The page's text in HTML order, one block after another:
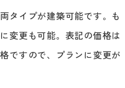
タイプが建築可能です。も
変更も可能。表記の価格は
ですので、プランに変更が